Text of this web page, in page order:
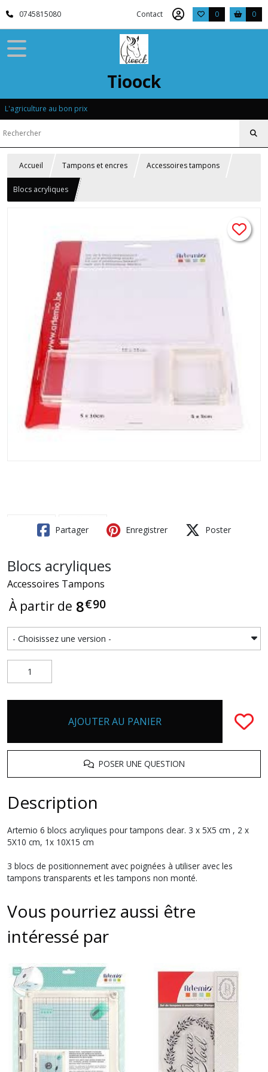
0745815080 Contact 0 0
Tioock
L'agriculture au bon prix
Accueil Tampons et encres Accessoires tampons
Blocs acryliques
Partager Enregistrer Poster
Blocs acryliques
Accessoires Tampons
À partir de 8€90
AJOUTER AU PANIER
POSER UNE QUESTION
Description
Artemio 6 blocs acryliques pour tampons clear. 3 x 5X5 cm , 2 x
5X10 cm, 1x 10X15 cm
3 blocs de positionnement avec poignées à utiliser avec les
tampons transparents et les tampons non monté.
Vous pourriez aussi être
intéressé par